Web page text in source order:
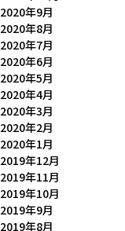
2020年9月
2020年8月
2020年7月
2020年6月
2020年5月
2020年4月
2020年3月
2020年2月
2020年1月
2019年12月
2019年11月
2019年10月
2019年9月
2019年8月